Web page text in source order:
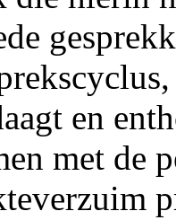
en
met de